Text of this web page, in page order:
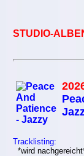
STUDIO-
Tracklisting:
*wird